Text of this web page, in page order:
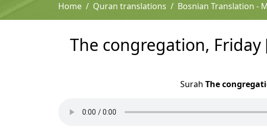
Home Quran translations Bosnian Translation -
The congregation,
Surah The